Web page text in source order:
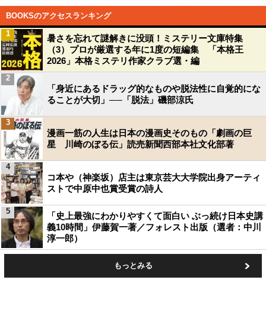
BOOKSのアクセスランキング
暑さを忘れて謎解きに没頭！ミステリー文庫特集
（3）プロが厳選する年に1度の短編集 「本格王
2026」本格ミステリ作家クラブ選・編
1
「身近にあるドラッグ的なものや脱法性に自覚的にな
ることが大切」──「脱法」磯部涼氏
2
漫画一筋の人生は日本の漫画史そのもの「劇画の巨
星 川崎のぼる伝」読売新聞西部本社文化部著
3
コ本や（神楽坂）店主は東京芸大大学院出身アーティ
ストで中原中也賞受賞の詩人
4
「史上最強にわかりやすくて面白い ぶっ続け日本史講
義10時間」伊藤賀一著／フォレスト出版（選者：中川
淳一郎）
5
もっとみる